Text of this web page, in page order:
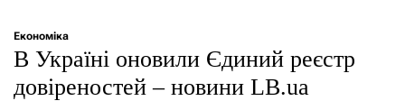
Економіка
В Україні оновили Єдиний реєстр
довіреностей – новини LB.ua